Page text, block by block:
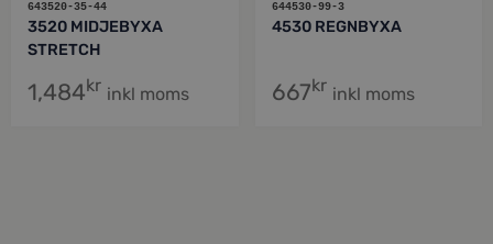
643520-35-44
3520 MIDJEBYXA
STRETCH
1,484kr inkl moms
644530-99-3
4530 REGNBYXA
667kr inkl moms